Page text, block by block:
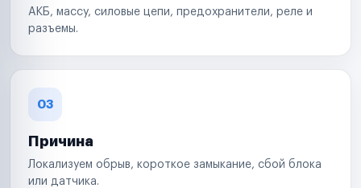
АКБ, массу, силовые цепи, предохранители, реле и
разъемы.
03
Причина
Локализуем обрыв, короткое замыкание, сбой блока
или датчика.